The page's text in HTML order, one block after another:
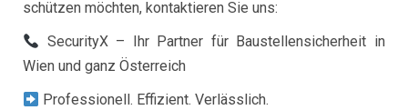
schützen möchten, kontaktieren Sie uns:
SecurityX – Ihr Partner für Baustellensicherheit in
Wien und ganz Österreich
Professionell. Effizient. Verlässlich.